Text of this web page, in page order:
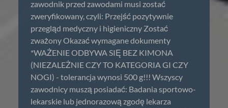
zawodnik przed zawodami musi zostać
zweryfikowany, czyli: Przejść pozytywnie
przegląd medyczny i higieniczny Zostać
zważony Okazać wymagane dokumenty
*WAŻENIE ODBYWA SIĘ BEZ KIMONA
(NIEZALEŻNIE CZY TO KATEGORIA GI CZY
NOGI) - tolerancja wynosi 500 g!!! Wszyscy
zawodnicy muszą posiadać: Badania sportowo-
lekarskie lub jednorazową zgodę lekarza